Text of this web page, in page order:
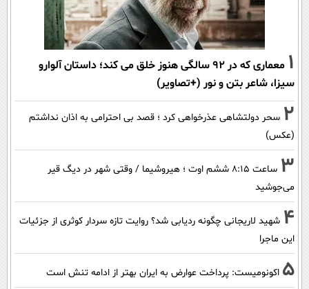
1
معماری که در 92 سالگی هنوز خلق می کند؛ داستان آلوارو
سیزا، شاعر بتن و نور (+تصاویر)
2 سحر دولتشاهی عذرخواهی کرد ؛ قصد بی احترامی به اذان نداشتم
(عکس)
3
ساعت ۸:۱۵ ششم اوت ؛ هیروشیما / وقتی شهر در دیگ قیر
می‌جوشید
4 شهید لاریجانی چگونه ردیابی شد؟ روایت تازه سردار کوثری از جزئیات
این ماجرا
5 اکونومیست: پرداخت عوارض به ایران بهتر از ادامه تنش است